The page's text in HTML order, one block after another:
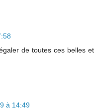
de toutes ces belles et
à 14:49